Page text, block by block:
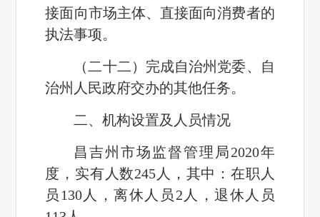
接面向市场主体、直接面向消费者的
执法事项。
（二十二）完成自治州党委、自
治州人民政府交办的其他任务。
二、机构设置及人员情况
昌吉州市场监督管理局2020年
度，实有人数245人，其中：在职人
员130人，离休人员2人，退休人员